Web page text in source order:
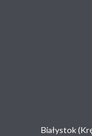
Białystok